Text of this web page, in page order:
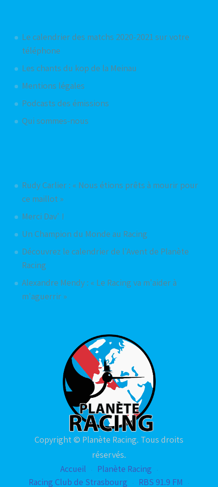
Le calendrier des matchs 2020-2021 sur votre
téléphone
Les chants du kop de la Meinau
Mentions légales
Podcasts des émissions
Qui sommes-nous
Rudy Carlier : « Nous étions prêts à mourir pour
ce maillot »
Merci Dav' !
Un Champion du Monde au Racing
Découvrez le calendrier de l'Avent de Planète
Racing
Alexandre Mendy : « Le Racing va m'aider à
m'aguerrir »
Copyright © Planète Racing. Tous droits
réservés.
Accueil
Planète Racing
Racing Club de Strasbourg
RBS 91.9 FM